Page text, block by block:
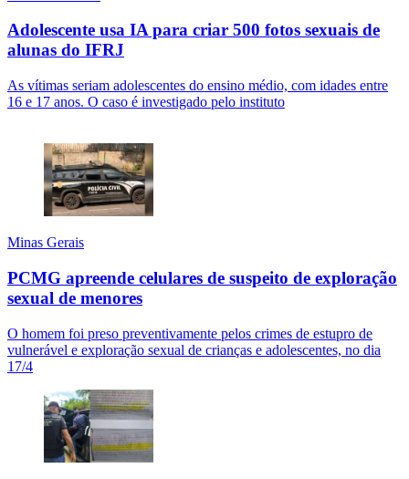
Adolescente usa IA para criar 500 fotos sexuais de
alunas do IFRJ
As vítimas seriam adolescentes do ensino médio, com idades entre
16 e 17 anos. O caso é investigado pelo instituto
Minas Gerais
PCMG apreende celulares de suspeito de exploração
sexual de menores
O homem foi preso preventivamente pelos crimes de estupro de
vulnerável e exploração sexual de crianças e adolescentes, no dia
17/4